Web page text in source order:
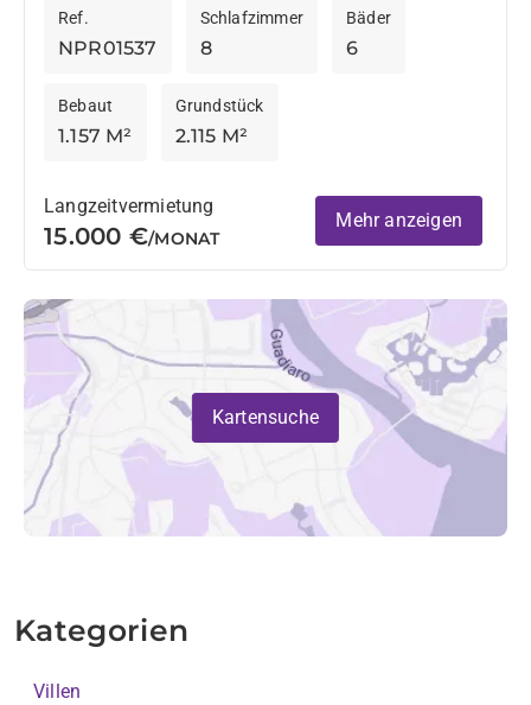
atemberaubende Aussicht auf das Mittelmeer...
NPR01537
Ref.
8
Schlafzimmer
6
Bäder
1.157 M²
Bebaut
2.115 M²
Grundstück
Langzeitvermietung
15.000 €/MONAT
Mehr anzeigen
Kartensuche
Kategorien
Villen